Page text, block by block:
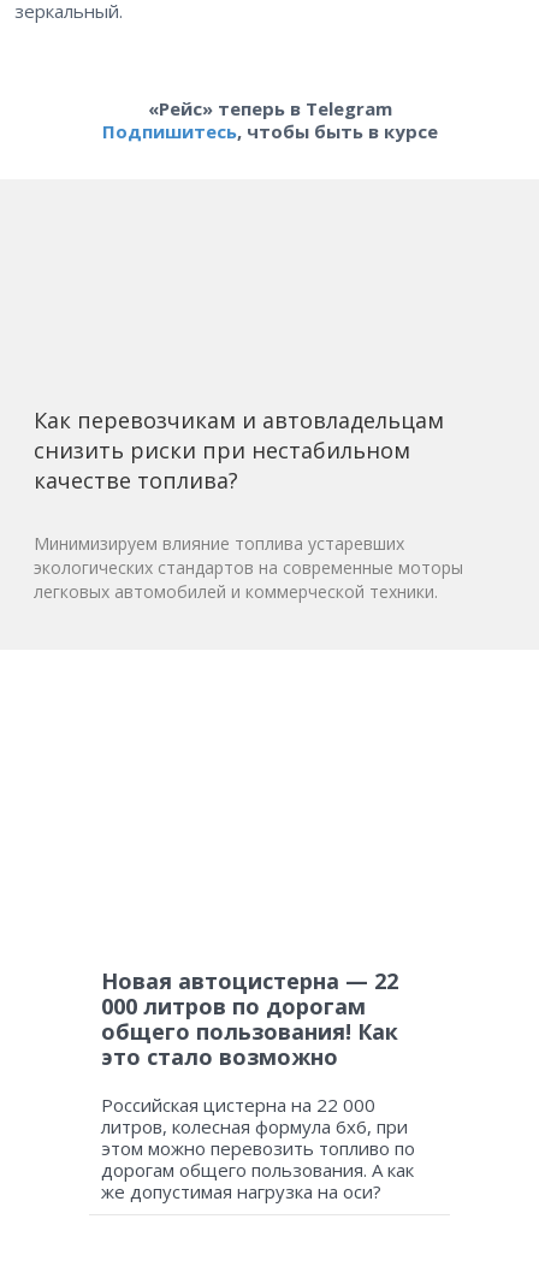
зеркальный.
«Рейс» теперь в Telegram
Подпишитесь, чтобы быть в курсе
Как перевозчикам и автовладельцам
снизить риски при нестабильном
качестве топлива?
Минимизируем влияние топлива устаревших
экологических стандартов на современные моторы
легковых автомобилей и коммерческой техники.
Новая автоцистерна — 22
000 литров по дорогам
общего пользования! Как
это стало возможно
Российская цистерна на 22 000
литров, колесная формула 6х6, при
этом можно перевозить топливо по
дорогам общего пользования. А как
же допустимая нагрузка на оси?